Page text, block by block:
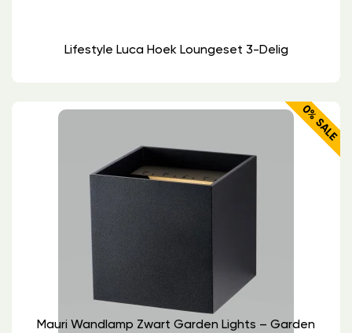
Lifestyle Luca Hoek Loungeset 3-Delig
0% SALE
Mauri Wandlamp Zwart Garden Lights – Garden